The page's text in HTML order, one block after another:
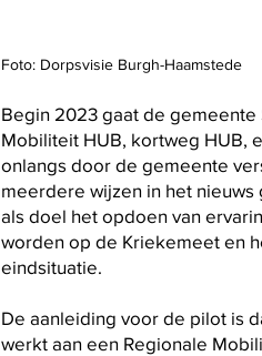
Foto: Dorpsvisie Burgh-Haamstede
Begin 2023 gaat de
Mobiliteit HUB, kortweg HUB,
onlangs door de gemeente
meerdere wijzen in het
als doel het opdoen van
worden op de Kriekemeet en
eindsituatie.
De aanleiding voor de pilot is
werkt aan een Regionale